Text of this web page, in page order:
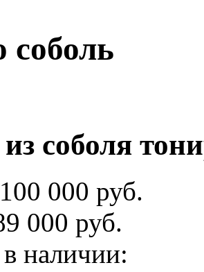
соболь
соболя
000 руб.
000 руб.
наличии: